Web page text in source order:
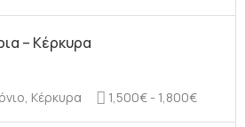
– Κέρκυρα
Κέρκυρα 1,500€ - 1,800€